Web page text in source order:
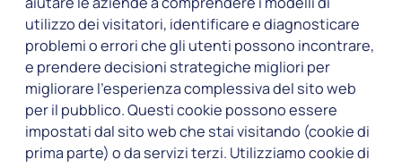
utilizzo dei visitatori, identificare e diagnosticare
problemi o errori che gli utenti possono incontrare,
e prendere decisioni strategiche migliori per
migliorare l’esperienza complessiva del sito web
per il pubblico. Questi cookie possono essere
impostati dal sito web che stai visitando (cookie di
prima parte) o da servizi terzi. Utilizziamo cookie di